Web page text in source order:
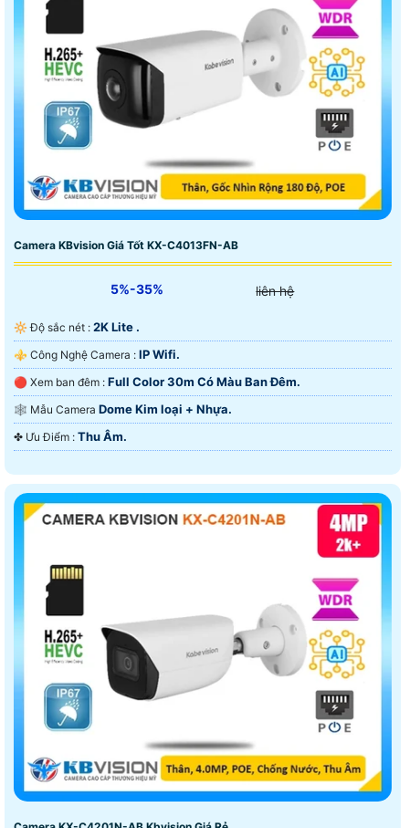
Camera KBvision Giá Tốt KX-C4013FN-AB
5%-35% liên hệ
🔆 Độ sắc nét : 2K Lite .
⚜️ Công Nghệ Camera : IP Wifi.
🔴 Xem ban đêm : Full Color 30m Có Màu Ban Ðêm.
🕸️ Mẫu Camera Dome Kim loại + Nhựa.
️✤ Ưu Điểm : Thu Âm.